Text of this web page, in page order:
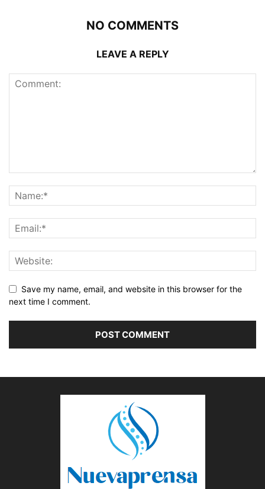
NO COMMENTS
LEAVE A REPLY
Save my name, email, and website in this browser for the
next time I comment.